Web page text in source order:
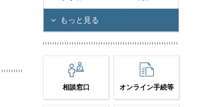
もっと見る
相談窓口 オンライン手続等